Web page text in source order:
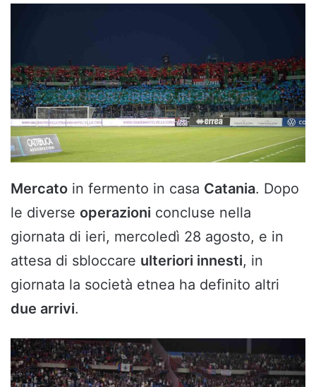
Mercato in fermento in casa Catania. Dopo
le diverse operazioni concluse nella
giornata di ieri, mercoledì 28 agosto, e in
attesa di sbloccare ulteriori innesti, in
giornata la società etnea ha definito altri
due arrivi.